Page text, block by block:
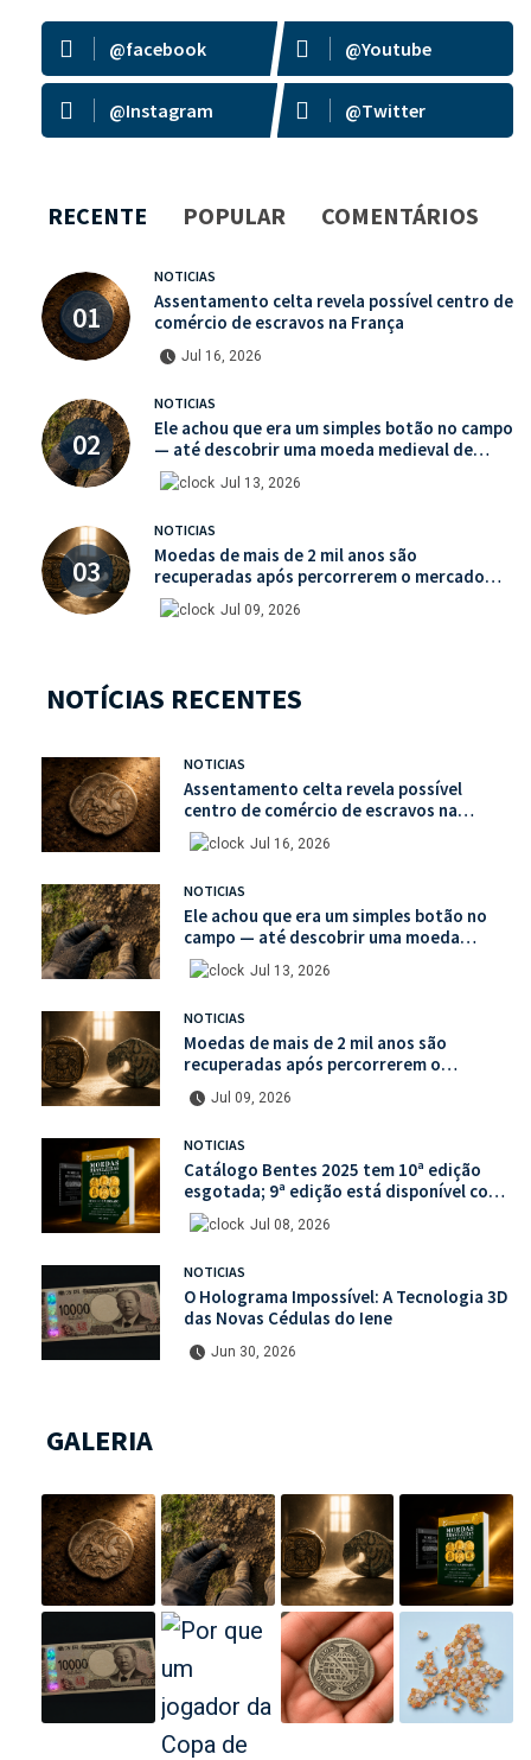
@facebook @Youtube
@Instagram @Twitter
RECENTE POPULAR COMENTÁRIOS
NOTICIAS
Assentamento celta revela possível centro de
comércio de escravos na França
Jul 16, 2026
NOTICIAS
Ele achou que era um simples botão no campo
— até descobrir uma moeda medieval de
valor histórico incalculável
Jul 13, 2026
NOTICIAS
Moedas de mais de 2 mil anos são
recuperadas após percorrerem o mercado
ilegal de antiguidades
Jul 09, 2026
NOTÍCIAS RECENTES
NOTICIAS
Assentamento celta revela possível
centro de comércio de escravos na
França
Jul 16, 2026
NOTICIAS
Ele achou que era um simples botão no
campo — até descobrir uma moeda
medieval de valor histórico incalculável
Jul 13, 2026
NOTICIAS
Moedas de mais de 2 mil anos são
recuperadas após percorrerem o
mercado ilegal de antiguidades
Jul 09, 2026
NOTICIAS
Catálogo Bentes 2025 tem 10ª edição
esgotada; 9ª edição está disponível com
mais de 30% de desconto na unidade
Jul 08, 2026
NOTICIAS
O Holograma Impossível: A Tecnologia 3D
das Novas Cédulas do Iene
Jun 30, 2026
GALERIA